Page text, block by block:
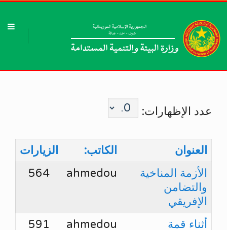
عدد الإظهارات:
العنوان الكاتب:
الزيارات
الأزمة المناخية
والتضامن
الإفريقي
ahmedou
564
أثناء قمة
ahmedou
591